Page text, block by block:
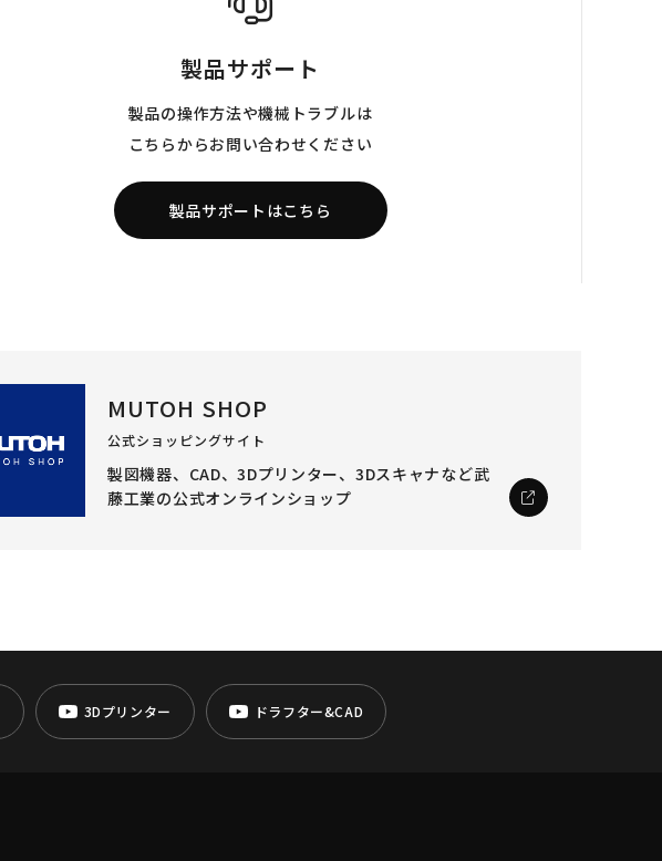
製品サポート
製品の操作方法や機械トラブルは
こちらからお問い合わせください
製品サポートはこちら
MUTOH SHOP
公式ショッピングサイト
製図機器、CAD、3Dプリンター、3Dスキャナなど武
藤工業の公式オンラインショップ
3Dプリンター ドラフター&CAD